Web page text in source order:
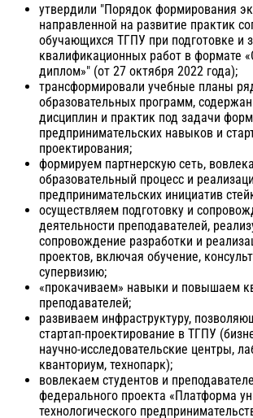
утвердили "Порядок формирования
направленной на развитие практик
обучающихся ТГПУ при подготовке и
квалификационных работ в формате
диплом»" (от 27 октября 2022 года);
трансформировали учебные планы
образовательных программ,
дисциплин и практик под задачи
предпринимательских навыков и
проектирования;
формируем партнерскую сеть,
образовательный процесс и
предпринимательских инициатив
осуществляем подготовку и
деятельности преподавателей,
сопровождение разработки и
проектов, включая обучение,
супервизию;
«прокачиваем» навыки и повышаем
преподавателей;
развиваем инфраструктуру,
стартап-проектирование в ТГПУ
научно-исследовательские центры,
кванториум, технопарк);
вовлекаем студентов и
федерального проекта «Платформа
технологического